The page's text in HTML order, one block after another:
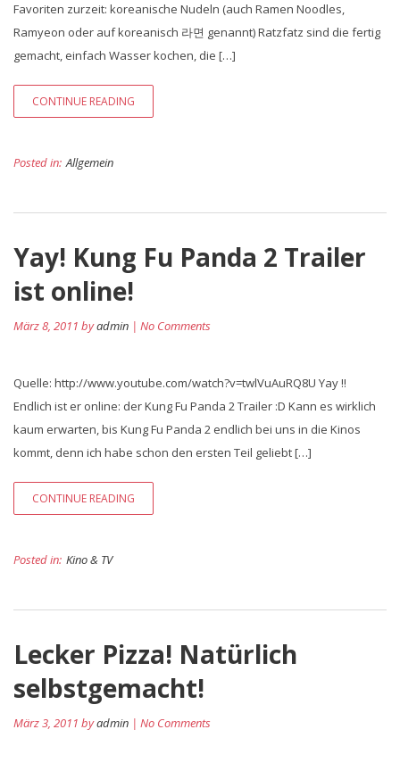
Favoriten zurzeit: koreanische Nudeln (auch Ramen Noodles,
Ramyeon oder auf koreanisch 라면 genannt) Ratzfatz sind die fertig
gemacht, einfach Wasser kochen, die […]
CONTINUE READING
Posted in: Allgemein
Yay! Kung Fu Panda 2 Trailer
ist online!
März 8, 2011 byadmin | No Comments
Quelle: http://www.youtube.com/watch?v=twlVuAuRQ8U Yay !!
Endlich ist er online: der Kung Fu Panda 2 Trailer :D Kann es wirklich
kaum erwarten, bis Kung Fu Panda 2 endlich bei uns in die Kinos
kommt, denn ich habe schon den ersten Teil geliebt […]
CONTINUE READING
Posted in: Kino & TV
Lecker Pizza! Natürlich
selbstgemacht!
März 3, 2011 byadmin | No Comments